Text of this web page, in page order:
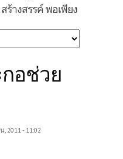
ร้างสรรค์ พอเพียง
อช่วย
2011 - 11:02